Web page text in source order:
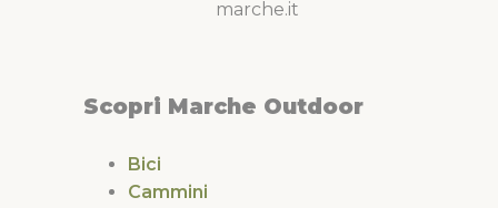
marche.it
Scopri Marche Outdoor
Bici
Cammini